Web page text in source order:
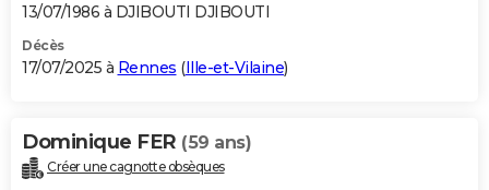
13/07/1986 à DJIBOUTI DJIBOUTI
Décès
17/07/2025 à Rennes (Ille-et-Vilaine)
Dominique FER (59 ans)
Créer une cagnotte obsèques